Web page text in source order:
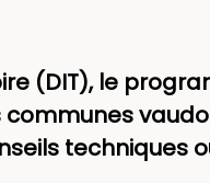
(DIT), le
techniques